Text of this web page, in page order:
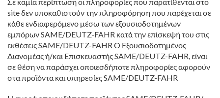
site δεν υποκαθιστούν την πληροφόρηση που παρέχεται σε
κάθε ενδιαφερόμενο μέσω των εξουσιοδοτημένων
εμπόρων SAME/DEUTZ-FAHR κατά την επίσκεψή του στις
εκθέσεις SAME/DEUTZ-FAHR Ο Εξουσιοδοτημένος
Διανομέας ή/και Επισκευαστής SAME/DEUTZ-FAHR, είναι
σε θέση να παράσχει οποιεσδήποτε πληροφορίες αφορούν
στα προϊόντα και υπηρεσίες SAME/DEUTZ-FAHR